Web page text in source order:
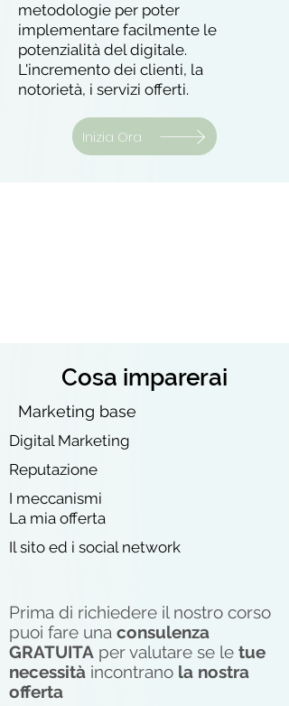
metodologie per poter
implementare facilmente le
potenzialità del digitale.
L'incremento dei clienti, la
notorietà, i servizi offerti.
Inizia Ora
Cosa imparerai
Marketing base
Digital Marketing
Reputazione
I meccanismi
La mia offerta
Il sito ed i social network
Prima di richiedere il nostro corso
puoi fare una consulenza
GRATUITA per valutare se le tue
necessità incontrano la nostra
offerta